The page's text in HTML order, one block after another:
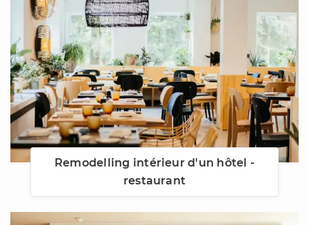
Remodelling intérieur d'un hôtel -
restaurant